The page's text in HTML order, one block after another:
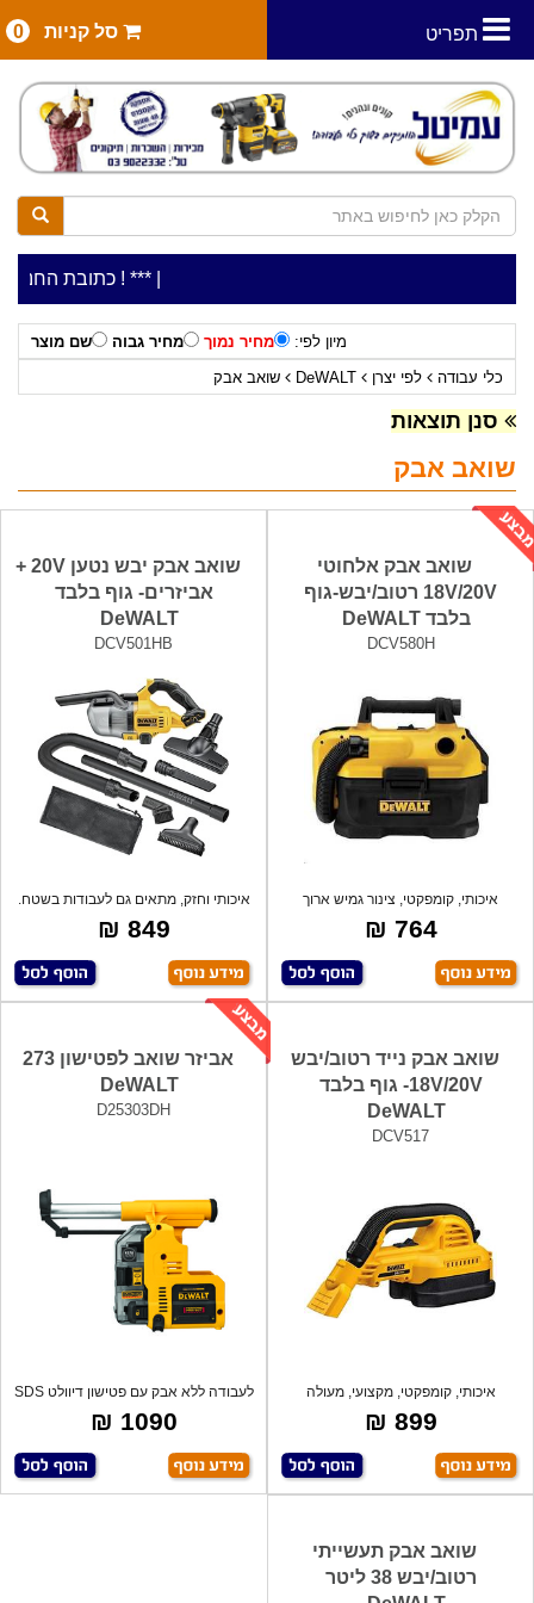
תפריט סל קניות 0
***כתובת החנות: רח' המלאכה 2, ביתן 8 ***כלי עבודה להשכרה בתעריף יומי משתלם ! ***
מיון לפי: מחיר נמוך מחיר גבוה
שם מוצר
כלי עבודה
לפי יצרן DeWALT שואב אבק
סנן תוצאות
שואב אבק
שואב אבק אלחוטי
18V/20V רטוב/יבש-גוף
בלבד DeWALT
DCV580H
איכותי, קומפקטי, צינור גמיש ארוך
לעבודה
764 ₪
שואב אבק יבש נטען 20V +
אביזרים- גוף בלבד
DeWALT
DCV501HB
איכותי וחזק, מתאים גם לעבודות בשטח.
פתרו
849 ₪
שואב אבק נייד רטוב/יבש
18V/20V- גוף בלבד
DeWALT
DCV517
איכותי, קומפקטי, מקצועי, מעולה
לעבודות ב
899 ₪
אביזר שואב לפטישון 273
DeWALT
D25303DH
לעבודה ללא אבק עם פטישון דיוולט SDS
PLUS
1090 ₪
שואב אבק תעשייתי
רטוב/יבש 38 ליטר